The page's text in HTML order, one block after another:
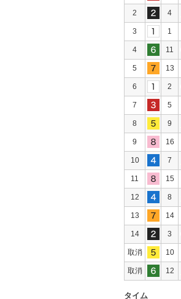
2 4
3 1
4 11
5 13
6 2
7 5
8 9
9 16
10 7
11 15
12 8
13 14
14 3
取消 10
取消 12
タイム